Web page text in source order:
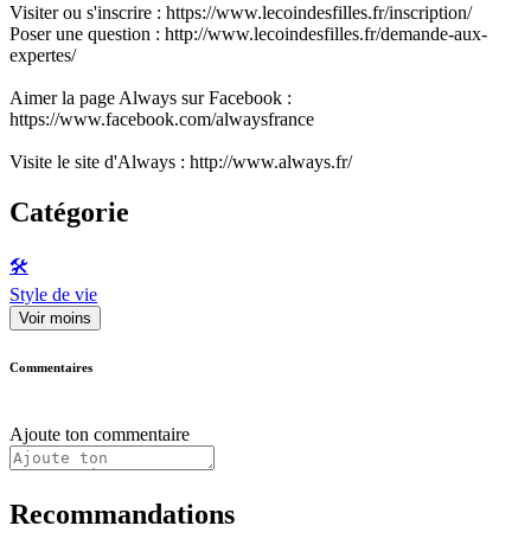
Visiter ou s'inscrire : https://www.lecoindesfilles.fr/inscription/
Poser une question : http://www.lecoindesfilles.fr/demande-aux-
expertes/
Aimer la page Always sur Facebook :
https://www.facebook.com/alwaysfrance
Visite le site d'Always : http://www.always.fr/
Catégorie
🛠️
Style de vie
Voir moins
Commentaires
Ajoute ton commentaire
Recommandations